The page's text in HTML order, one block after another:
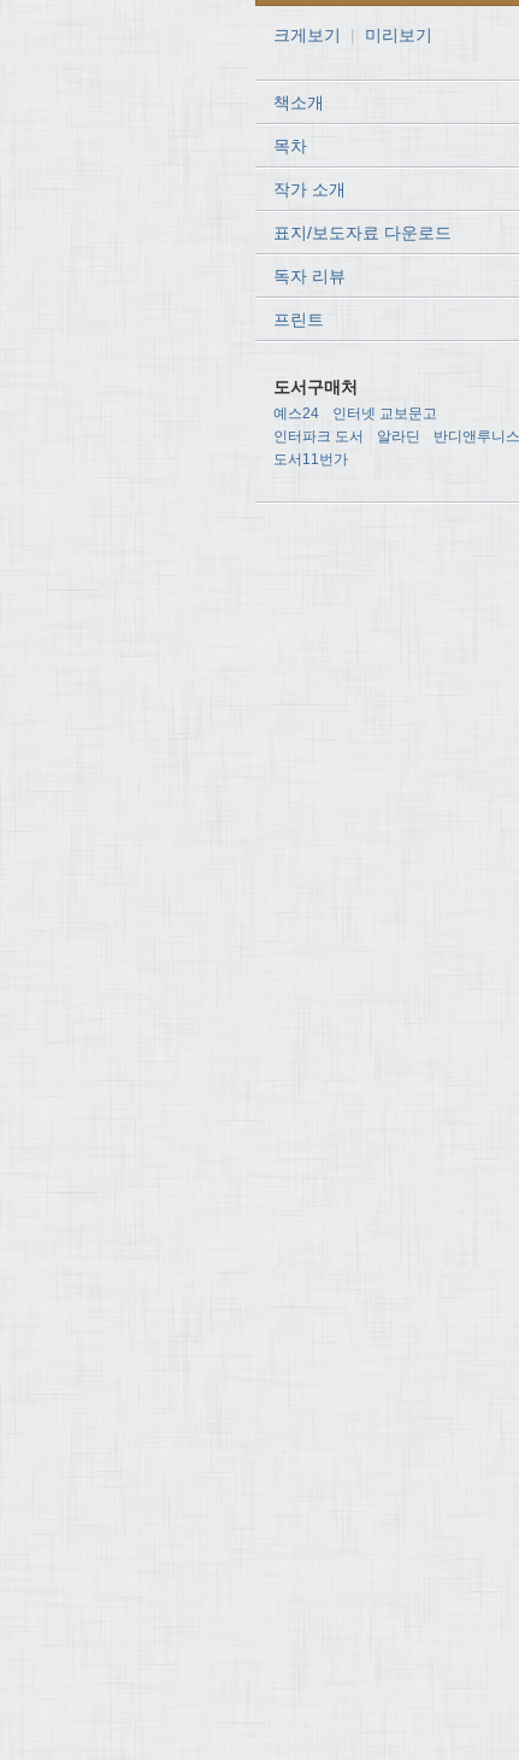
크게보기 | 미리보기
책소개
목차
작가 소개
표지/보도자료 다운로드
독자 리뷰
프린트
도서구매처
예스24
인터넷 교보문고
인터파크 도서
알라딘
반디앤루니스
도서11번가